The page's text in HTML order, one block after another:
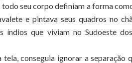
seu corpo definiam a forma
e pintava seus quadros no
índios que viviam no Sudoeste
conseguia ignorar a separação